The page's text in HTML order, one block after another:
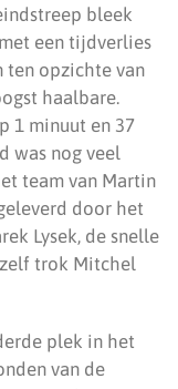
bleek
een tijdverlies
ten opzichte van
haalbare.
1 minuut en 37
was nog veel
team van Martin
door het
Lysek, de snelle
trok Mitchel
plek in het
van de